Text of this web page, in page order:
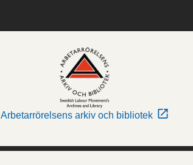
Arbetarrörelsens arkiv och bibliotek